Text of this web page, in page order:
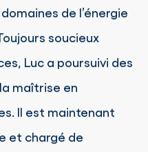
de l’énergie
soucieux
Luc a poursuivi des
maîtrise en
Il est maintenant
et chargé de